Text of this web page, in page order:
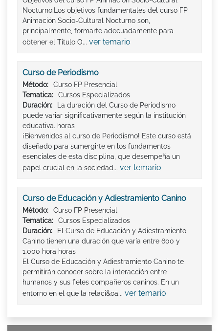
Nocturno:Los objetivos fundamentales del curso FP
Animación Socio-Cultural Nocturno son,
principalmente, formarte adecuadamente para
obtener el Titulo O... ver temario
Curso de Periodismo
Método:
Curso FP Presencial
Tematica:
Cursos Especializados
Duración:
La duración del Curso de Periodismo
puede variar significativamente según la institución
educativa. horas
¡Bienvenidos al curso de Periodismo! Este curso está
diseñado para sumergirte en los fundamentos
esenciales de esta disciplina, que desempeña un
papel crucial en la sociedad... ver temario
Curso de Educación y Adiestramiento Canino
Método:
Curso FP Presencial
Tematica:
Cursos Especializados
Duración:
El Curso de Educación y Adiestramiento
Canino tienen una duración que varía entre 600 y
1.000 hora horas
El Curso de Educación y Adiestramiento Canino te
permitirán conocer sobre la interacción entre
humanos y sus fieles compañeros caninos. En un
entorno en el que la relaci&oa... ver temario